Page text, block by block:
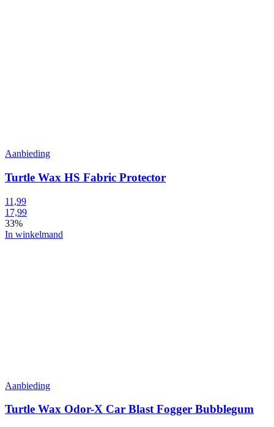
Aanbieding
Turtle Wax HS Fabric Protector
11,99
17,99
33%
In winkelmand
Aanbieding
Turtle Wax Odor-X Car Blast Fogger Bubblegum